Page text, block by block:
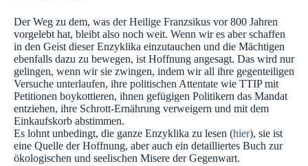
Der Weg zu dem, was der Heilige Franzsikus vor 800 Jahren
vorgelebt hat, bleibt also noch weit. Wenn wir es aber schaffen
in den Geist dieser Enzyklika einzutauchen und die Mächtigen
ebenfalls dazu zu bewegen, ist Hoffnung angesagt. Das wird nur
gelingen, wenn wir sie zwingen, indem wir all ihre gegenteiligen
Versuche unterlaufen, ihre politischen Attentate wie TTIP mit
Petitionen boykottieren, ihnen gefügigen Politikern das Mandat
entziehen, ihre Schrott-Ernährung verweigern und mit dem
Einkaufskorb abstimmen.
Es lohnt unbedingt, die ganze Enzyklika zu lesen (hier), sie ist
eine Quelle der Hoffnung, aber auch ein detailliertes Buch zur
ökologischen und seelischen Misere der Gegenwart.